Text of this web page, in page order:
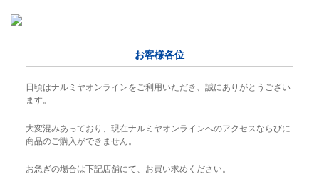
お客様各位
日頃はナルミヤオンラインをご利用いただき、誠にありがとうござい
ます。
大変混みあっており、現在ナルミヤオンラインへのアクセスならびに
商品のご購入ができません。
お急ぎの場合は下記店舗にて、お買い求めください。